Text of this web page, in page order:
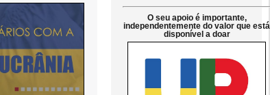
O seu apoio é importante,
independentemente do valor que está
disponível a doar